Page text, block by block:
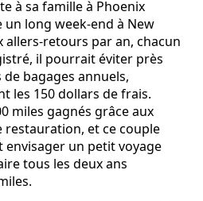
à sa famille à Phoenix
un long week-end à New
allers-retours par an, chacun
il pourrait éviter près
bagages annuels,
les 150 dollars de frais.
miles gagnés grâce aux
restauration, et ce couple
un petit voyage
tous les deux ans